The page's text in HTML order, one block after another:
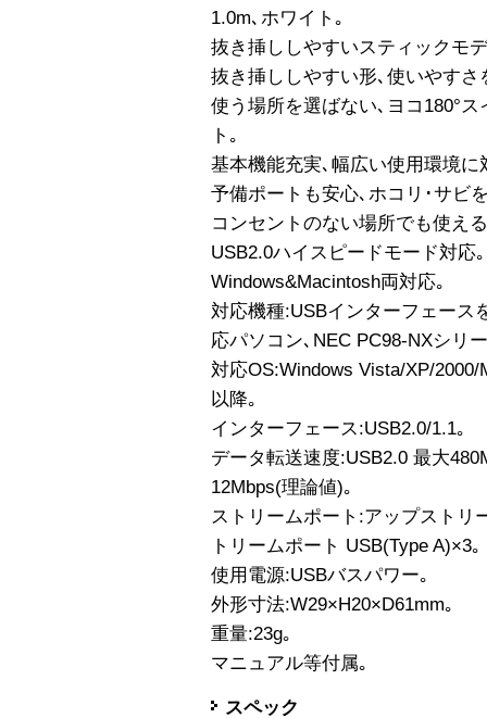
1.0m､ホワイト｡
抜き挿ししやすいスティックモ
抜き挿ししやすい形､使いやすさ
使う場所を選ばない､ヨコ180°
ト｡
基本機能充実､幅広い使用環境に
予備ポートも安心､ホコリ･サビ
コンセントのない場所でも使え
USB2.0ハイスピードモード対応｡
Windows&Macintosh両対応｡
対応機種:USBインターフェース
応パソコン､NEC PC98-NXシリ
対応OS:Windows Vista/XP/
以降｡
インターフェース:USB2.0/1.1｡
データ転送速度:USB2.0 最大
12Mbps(理論値)｡
ストリームポート:アップストリ
トリームポート USB(Type A)×3｡
使用電源:USBバスパワー｡
外形寸法:W29×H20×D61mm｡
重量:23g｡
マニュアル等付属｡
スペック